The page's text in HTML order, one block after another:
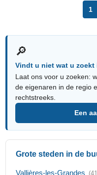
1
🔎
Vindt u niet wat u zoekt
Laat ons voor u zoeken:
de eigenaren in de regio
rechtstreeks.
Een
Grote steden in de
Vallières-les-Grandes